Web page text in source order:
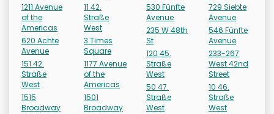
1211 Avenue
of the
Americas
620 Achte
Avenue
151 42.
Straße
West
1515
Broadway
11 42.
Straße
West
3 Times
Square
1177 Avenue
of the
Americas
1501
Broadway
530 Fünfte
Avenue
235 W 48th
St
120 45.
Straße
West
50 47.
Straße
West
729 Siebte
Avenue
546 Fünfte
Avenue
233-267
West 42nd
Street
10 46.
Straße
West